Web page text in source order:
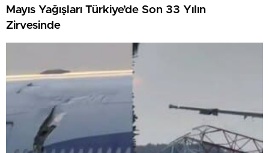
Mayıs Yağışları Türkiye’de Son 33 Yılın
Zirvesinde